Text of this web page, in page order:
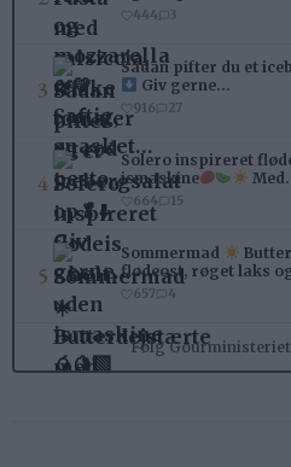
444 3
3
Sådan pifter du et
Giv gerne…
916 27
4
Solero inspireret
ismaskine
664 15
5
Sommermad
flødeost, røget laks
657 4
Følg Gourministeriet